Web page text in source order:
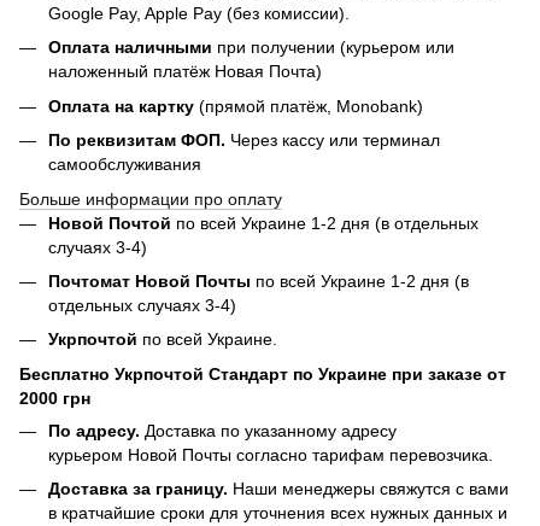
Google Pay, Apple Pay (без комиссии).
Оплата наличными при получении (курьером или
наложенный платёж Новая Почта)
Оплата на картку (прямой платёж, Monobank)
По реквизитам ФОП. Через кассу или терминал
самообслуживания
Больше информации про оплату
Новой Почтой по всей Украине 1-2 дня (в отдельных
случаях 3-4)
Почтомат Новой Почты по всей Украине 1-2 дня (в
отдельных случаях 3-4)
Укрпочтой по всей Украине.
Бесплатно Укрпочтой Стандарт по Украине при заказе от
2000 грн
По адресу. Доставка по указанному адресу
курьером Новой Почты согласно тарифам перевозчика.
Доставка за границу. Наши менеджеры свяжутся с вами
в кратчайшие сроки для уточнения всех нужных данных и